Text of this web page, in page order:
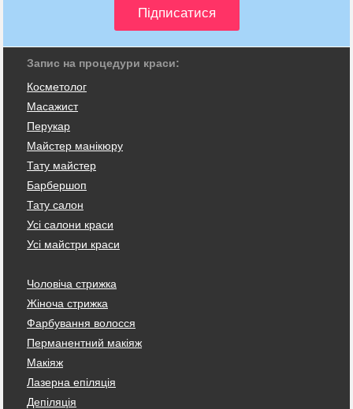
Запис на процедури краси:
Косметолог
Масажист
Перукар
Майстер манікюру
Тату майстер
Барбершоп
Тату салон
Усі салони краси
Усі майстри краси
Чоловіча стрижка
Жіноча стрижка
Фарбування волосся
Перманентний макіяж
Макіяж
Лазерна епіляція
Депіляція